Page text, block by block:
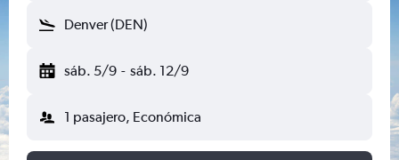
Denver (DEN)
sáb. 5/9 - sáb. 12/9
1 pasajero, Económica